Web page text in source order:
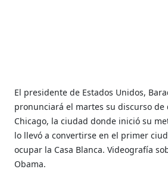
El presidente de Estados Unidos,
pronunciará el martes su discurso de
Chicago, la ciudad donde inició su
lo llevó a convertirse en el primer
ocupar la Casa Blanca. Videografía
Obama.